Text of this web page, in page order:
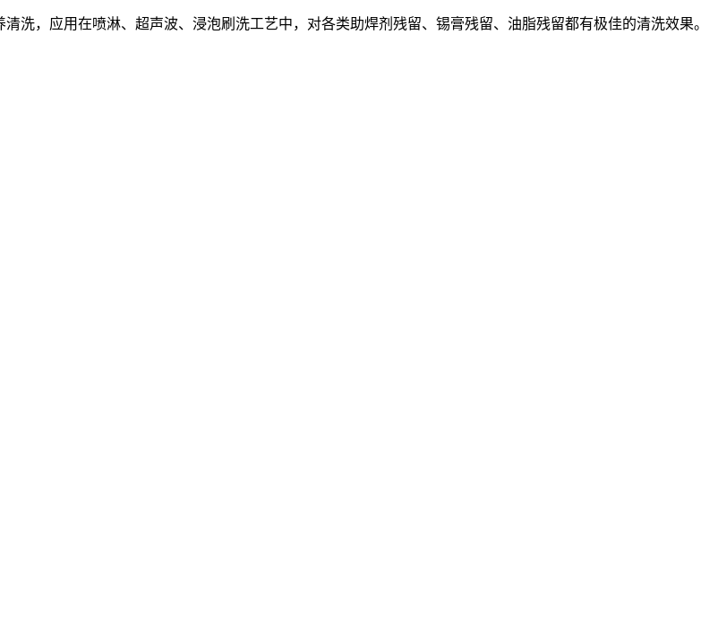
洗，应用在喷淋、超声波、浸泡刷洗工艺中，对各类助焊剂残留、锡膏残留、油脂残留都有极佳的清洗效果。